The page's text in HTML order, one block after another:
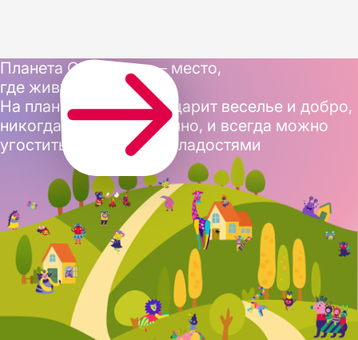
Планета Confectum — место,
где живут наши герои
На планете Confectum царит веселье и добро,
никогда не бывает скучно, и всегда можно
угоститься вкусными сладостями